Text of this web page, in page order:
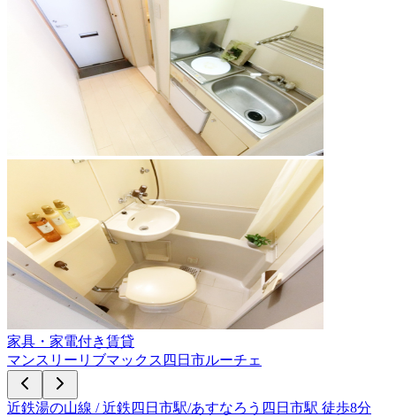
家具・家電付き賃貸
マンスリーリブマックス四日市ルーチェ
近鉄湯の山線 / 近鉄四日市駅/あすなろう四日市駅 徒歩8分